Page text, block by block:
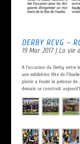
DERBY RCVG –
19 Mar 2017| La vie
A l’occasion du Derby entre
une exhibition fête de
plaisir à fouler la pelouse de
demain se construit